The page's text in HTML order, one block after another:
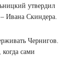
утвердил
Ивана Скиндера.
Чернигов.
сами